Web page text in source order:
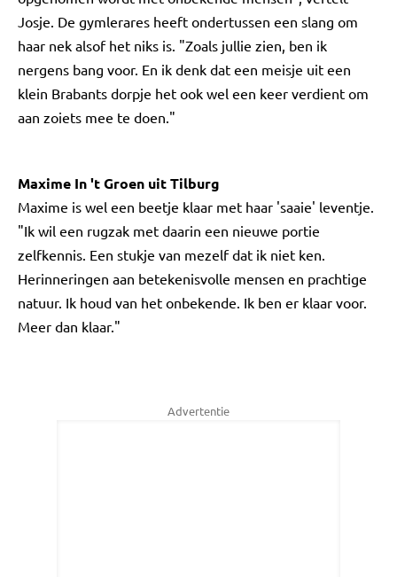
Josje. De gymlerares heeft ondertussen een slang om
haar nek alsof het niks is. "Zoals jullie zien, ben ik
nergens bang voor. En ik denk dat een meisje uit een
klein Brabants dorpje het ook wel een keer verdient om
aan zoiets mee te doen."
Maxime In 't Groen uit Tilburg
Maxime is wel een beetje klaar met haar 'saaie' leventje.
"Ik wil een rugzak met daarin een nieuwe portie
zelfkennis. Een stukje van mezelf dat ik niet ken.
Herinneringen aan betekenisvolle mensen en prachtige
natuur. Ik houd van het onbekende. Ik ben er klaar voor.
Meer dan klaar."
Advertentie